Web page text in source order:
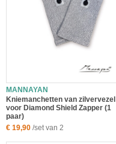
MANNAYAN
Kniemanchetten van zilvervezel
voor Diamond Shield Zapper (1
paar)
€ 19,90 /set van 2